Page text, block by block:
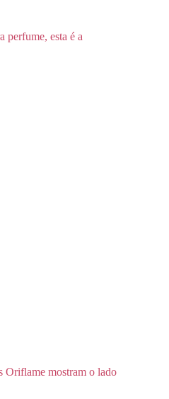
perfume, esta é a
Oriflame mostram o lado